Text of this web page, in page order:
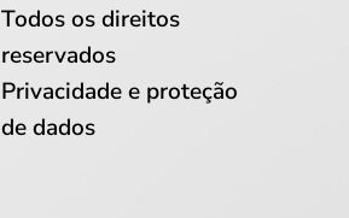
Todos os direitos
reservados
Privacidade e proteção
de dados